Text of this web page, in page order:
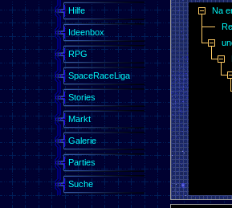
Hilfe
Ideenbox
RPG
SpaceRaceLiga
Stories
Markt
Galerie
Parties
Suche
Na